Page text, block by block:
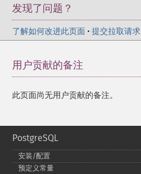
发现了问题？
了解如何改进此页面 • 提交拉取请求
用户贡献的备注
此页面尚无用户贡献的备注。
PostgreSQL
安装/配置
预定义常量